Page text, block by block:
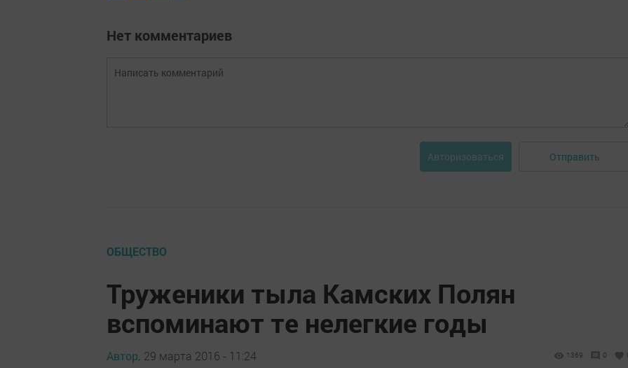
Нет комментариев
Авторизоваться Отправить
ОБЩЕСТВО
Труженики тыла Камских Полян
вспоминают те нелегкие годы
Автор, 29 марта 2016 - 11:24 1369 0